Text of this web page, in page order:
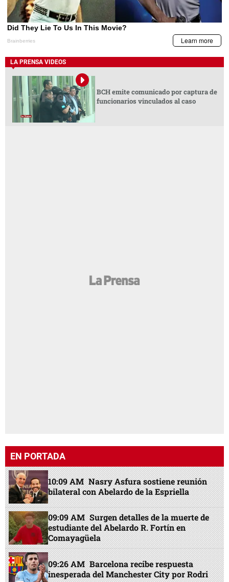
LA PRENSA VIDEOS
BCH emite comunicado por captura de
funcionarios vinculados al caso
EN PORTADA
10:09 AM Nasry Asfura sostiene reunión
bilateral con Abelardo de la Espriella
09:09 AM Surgen detalles de la muerte de
estudiante del Abelardo R. Fortín en
Comayagüela
09:26 AM Barcelona recibe respuesta
inesperada del Manchester City por Rodri